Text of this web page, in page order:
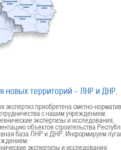
новых территорий - ЛНР и ДНР.
экспертиз приобретена сметно-
с нашим учреждением:
экспертизы и исследования,
объектов строительства
база ЛНР и ДНР. Информируем
экспертизы и исследования;